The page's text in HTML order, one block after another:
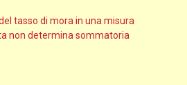
tasso di mora in una misura
non determina sommatoria